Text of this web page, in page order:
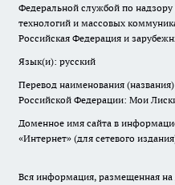
Федеральной службой по
технологий и массовых
Российская Федерация и
Язык(и): русский
Перевод наименования
Российской Федерации: Мои
Доменное имя сайта в
«Интернет» (для сетевого
Вся информация, размещенная на